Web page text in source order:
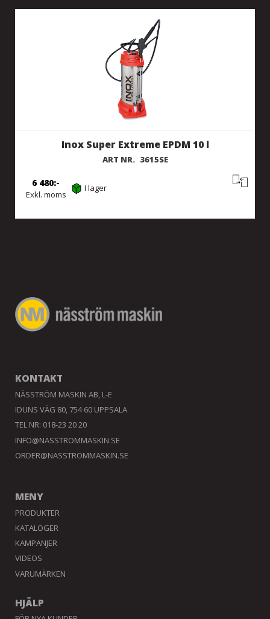
Inox Super Extreme EPDM 10 l
ART NR. 3615SE
Exkl. moms
6 480 I lager
KONTAKT
NÄSSTRÖM MASKIN AB, L-E
IDUNS VÄG 80, 754 60 UPPSALA
TEL NR: 018-23 20 20
INFO@NASSTROMMASKIN.SE
ORDER@NASSTROMMASKIN.SE
MENY
PRODUKTER
KATALOGER
KAMPANJER
VIDEOS
VARUMÄRKEN
HJÄLP